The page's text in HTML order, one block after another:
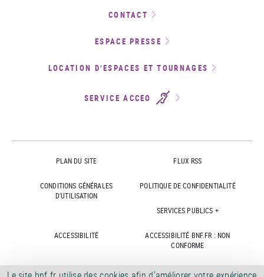
CONTACT
ESPACE PRESSE
LOCATION D’ESPACES ET TOURNAGES
SERVICE ACCEO
PLAN DU SITE FLUX RSS
CONDITIONS GÉNÉRALES
D'UTILISATION
POLITIQUE DE CONFIDENTIALITÉ
SERVICES PUBLICS +
ACCESSIBILITÉ
ACCESSIBILITÉ BNF.FR : NON
CONFORME
MARCHÉS PUBLICS OFFRES D'EMPLOI